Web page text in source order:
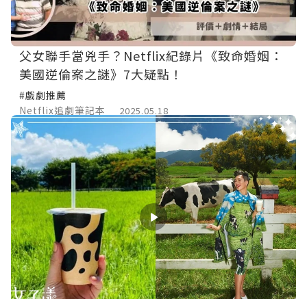
父女聯手當兇手？Netflix紀錄片《致命婚姻：
美國逆倫案之謎》7大疑點！
#戲劇推薦
Netflix追劇筆記本
2025.05.18